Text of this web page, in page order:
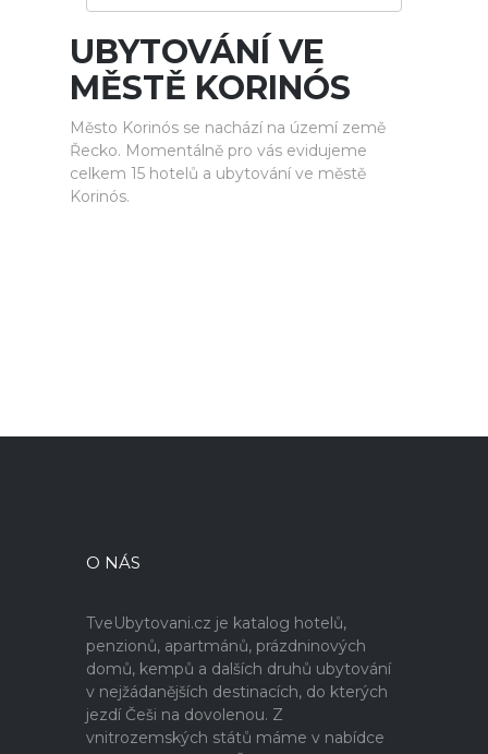
UBYTOVÁNÍ VE
MĚSTĚ KORINÓS
Město Korinós se nachází na území země
Řecko. Momentálně pro vás evidujeme
celkem 15 hotelů a ubytování ve městě
Korinós.
O NÁS
TveUbytovani.cz je katalog hotelů,
penzionů, apartmánů, prázdninových
domů, kempů a dalších druhů ubytování
v nejžádanějších destinacích, do kterých
jezdí Češi na dovolenou. Z
vnitrozemských států máme v nabídce